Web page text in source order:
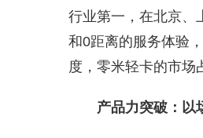
行业第一，在北京、
和0距离的服务体验
度，零米轻卡的市场
产品力突破：以